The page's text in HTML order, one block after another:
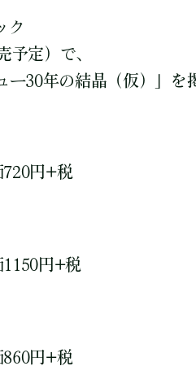
ク
予定）で、
30年の結晶（仮）」を
円+税
円+税
円+税